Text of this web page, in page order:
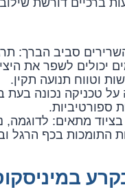
ברכיים דורשת
סביב הברך:
יכולים לשפר את
וטווח תנועה תקין.
טכניקה נכונה בעת
ספורטיביות.
מתאים: לדוגמה,
התומכות בכף הרגל